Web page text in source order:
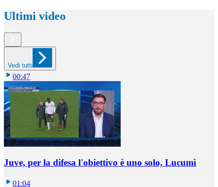
Ultimi video
Vedi tutti
00:47
Juve, per la difesa l'obiettivo è uno solo, Lucumì
01:04